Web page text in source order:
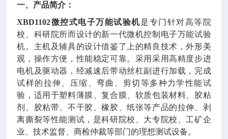
一、产品简介：
XBD1102微控式电子万能试验机是专门针对高等院
校、科研院所而设计的新一代微机控制电子万能试验
机。主机及辅具的设计借鉴了上的精良技术，外形美
观，操作方便，性能稳定可靠。采用采用高精度步进
电机及驱动器，经减速后带动丝杠副进行加载，完成
试样的拉伸、压缩、弯曲、剪切等多种力学性能试
验，适用于塑料薄膜、复合膜、软质包装材料、胶粘
剂、胶粘带、不干胶、橡胶、纸张等产品的拉伸、剥
离撕裂等性能测试，是科研院校、大专院校、工矿企
业、技术监督、商检仲裁等部门的理想测试设备。